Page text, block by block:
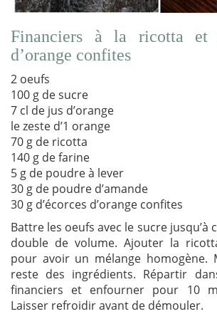
Financiers à la ricotta et
d’orange confites
2 oeufs
100 g de sucre
7 cl de jus d’orange
le zeste d’1 orange
70 g de ricotta
140 g de farine
5 g de poudre à lever
30 g de poudre d’amande
30 g d’écorces d’orange confites
Battre les oeufs avec le sucre jusqu’à
double de volume. Ajouter la
pour avoir un mélange homogène.
reste des ingrédients. Répartir
financiers et enfourner pour 10
Laisser refroidir avant de démouler.